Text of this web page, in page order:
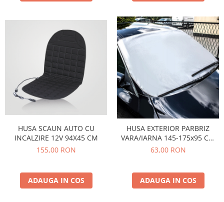
HUSA SCAUN AUTO CU
INCALZIRE 12V 94X45 CM
155,00 RON
ADAUGA IN COS
HUSA EXTERIOR PARBRIZ
VARA/IARNA 145-175x95 CM
MEGA DRIVE
63,00 RON
ADAUGA IN COS